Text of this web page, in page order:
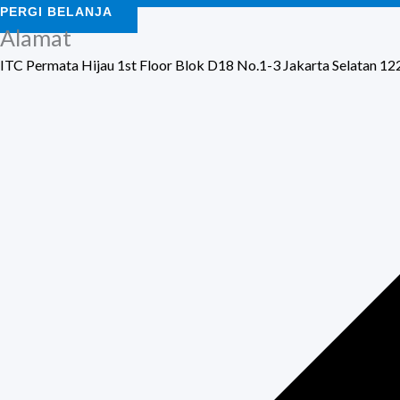
PERGI BELANJA
Alamat
ITC Permata Hijau 1st Floor Blok D18 No.1-3 Jakarta Selatan